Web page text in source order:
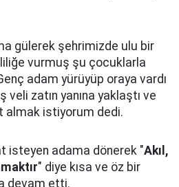
gülerek şehrimizde ulu bir
vurmuş şu çocuklarla
adam yürüyüp oraya vardı
zatın yanına yaklaştı ve
almak istiyorum dedi.
isteyen adama dönerek "Akıl,
" diye kısa ve öz bir
devam etti.